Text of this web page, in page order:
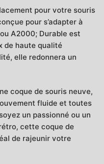
pour votre souris
pour s’adapter à
A2000; Durable est
de haute qualité
elle redonnera un
coque de souris neuve,
fluide et toutes
un passionné ou un
cette coque de
de rajeunir votre